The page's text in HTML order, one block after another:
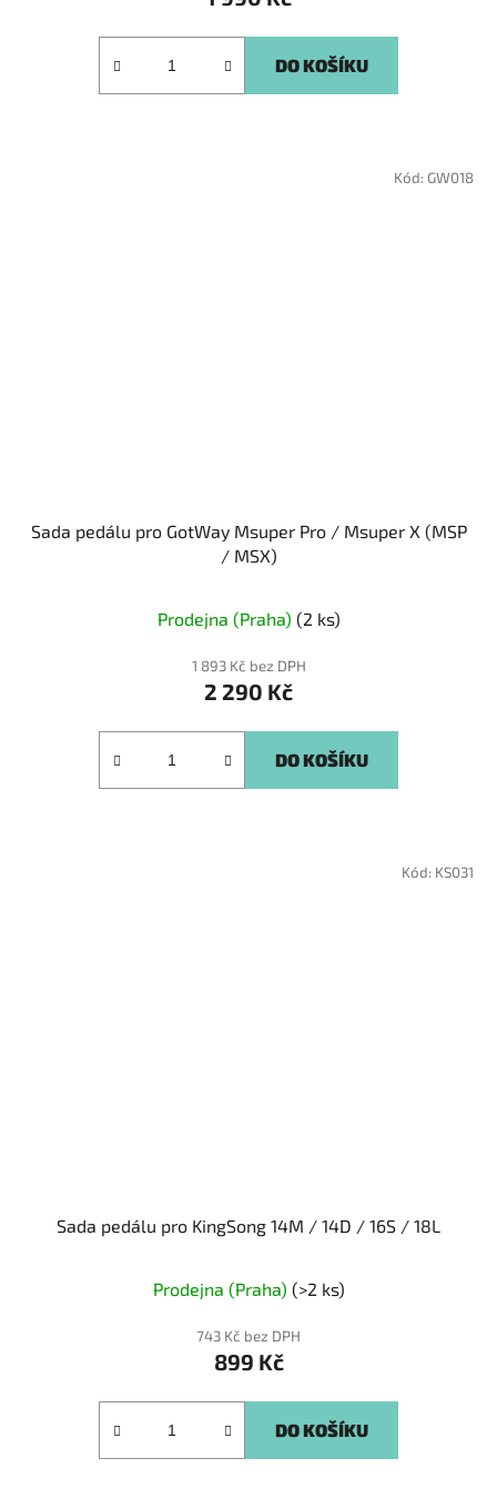
DO KOŠÍKU
Sada pedálu pro GotWay Msuper Pro / Msuper X (MSP
/ MSX)
Prodejna (Praha) (2 ks)
1 893 Kč bez DPH
2 290 Kč
DO KOŠÍKU
Kód: GW018
Sada pedálu pro KingSong 14M / 14D / 16S / 18L
Prodejna (Praha) (>2 ks)
743 Kč bez DPH
899 Kč
DO KOŠÍKU
Kód: KS031